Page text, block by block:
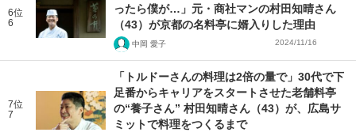
6位
6
ったら僕が…」元・商社マンの村田知晴さん
（43）が京都の名料亭に婿入りした理由
中岡 愛子 2024/11/16
7位
7
「トルドーさんの料理は2倍の量で」30代で下
足番からキャリアをスタートさせた老舗料亭
の“養子さん” 村田知晴さん（43）が、広島サ
ミットで料理をつくるまで